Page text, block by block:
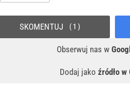
Obserwuj nas w
Dodaj jako źródło w
SKOMENTUJ 1